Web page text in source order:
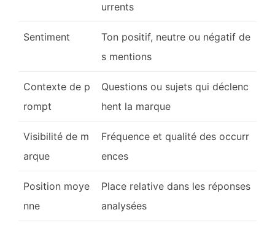
urrents
Sentiment
Ton positif, neutre ou négatif de
s mentions
Contexte de p
rompt
Questions ou sujets qui déclenc
hent la marque
Visibilité de m
arque
Fréquence et qualité des occurr
ences
Position moye
nne
Place relative dans les réponses
analysées